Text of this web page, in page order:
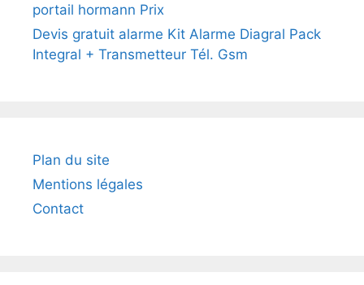
portail hormann Prix
Devis gratuit alarme Kit Alarme Diagral Pack
Integral + Transmetteur Tél. Gsm
Plan du site
Mentions légales
Contact